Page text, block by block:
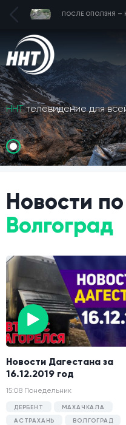
ПОСЛЕ ОПОЛЗНЯ —
ННТтелевидение для
Новости по
Волгоград
Новости Дагестана за
16.12.2019 год
15:08 Понедельник
ДЕРБЕНТ
МАХАЧКАЛА
АСТРАХАНЬ
ВОЛГОГРАД